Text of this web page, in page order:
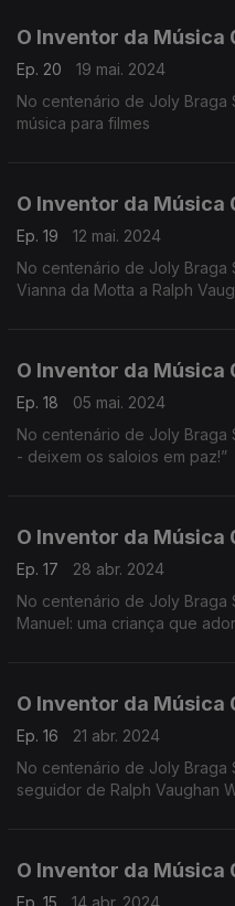
O Inventor da Música
Ep. 20
19 mai. 2024
No centenário de Joly Braga
música para filmes
O Inventor da Música
Ep. 19
12 mai. 2024
No centenário de Joly Braga
Vianna da Motta a Ralph
O Inventor da Música
Ep. 18
05 mai. 2024
No centenário de Joly Braga
- deixem os saloios em paz!”
O Inventor da Música
Ep. 17
28 abr. 2024
No centenário de Joly Braga
Manuel: uma criança que
O Inventor da Música
Ep. 16
21 abr. 2024
No centenário de Joly Braga
seguidor de Ralph Vaughan
O Inventor da Música
Ep. 15 14 abr. 2024